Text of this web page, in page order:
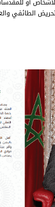
الطائفي